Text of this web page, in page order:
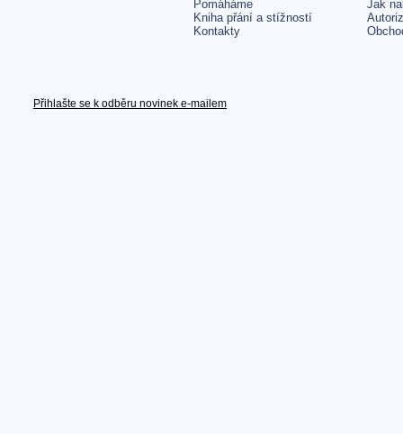
Pomáháme
Kniha přání a stížností
Kontakty
Jak
Přihlašte se k odběru novinek e-mailem